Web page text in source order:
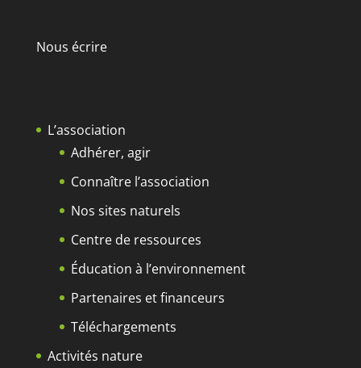
Nous écrire
L’association
Adhérer, agir
Connaître l’association
Nos sites naturels
Centre de ressources
Éducation à l’environnement
Partenaires et financeurs
Téléchargements
Activités nature